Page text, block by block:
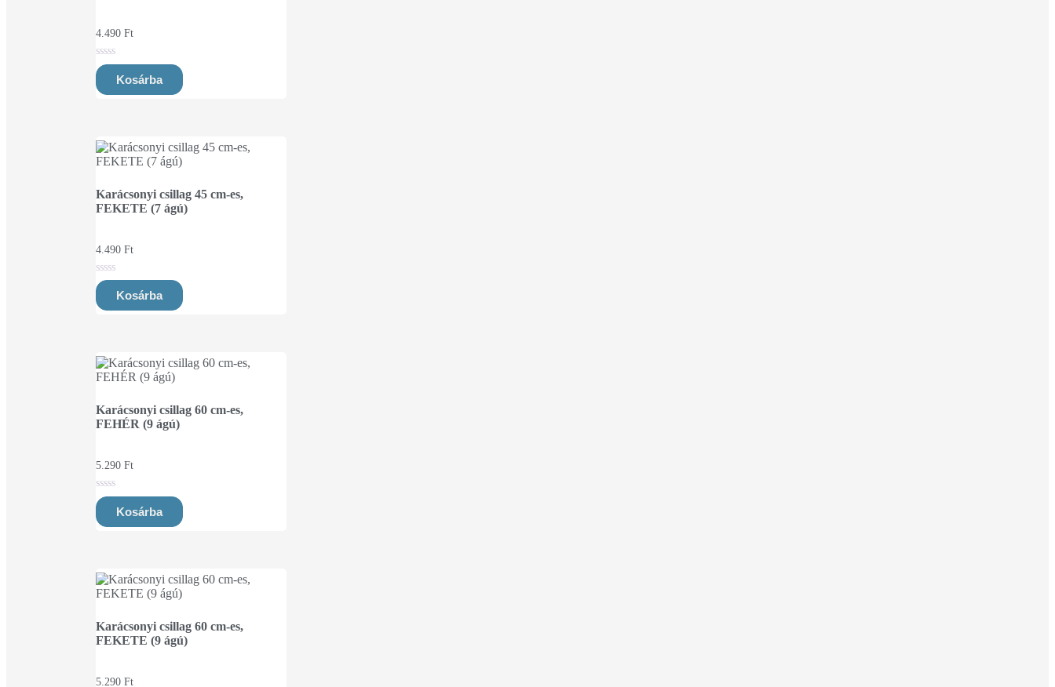
4.490 Ft
0
out
of
Kosárba
Karácsonyi csillag 45 cm-es,
FEKETE (7 ágú)
4.490 Ft
0
out
of
Kosárba
Karácsonyi csillag 60 cm-es,
FEHÉR (9 ágú)
5.290 Ft
0
out
of
5
Kosárba
Karácsonyi csillag 60 cm-es,
FEKETE (9 ágú)
5.290 Ft